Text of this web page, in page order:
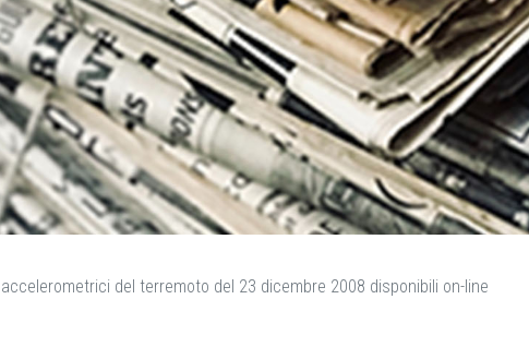
accelerometrici del terremoto del 23 dicembre 2008 disponibili on-line